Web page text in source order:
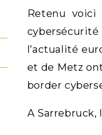
Retenu voici
l’actualité
et de Metz
border
A